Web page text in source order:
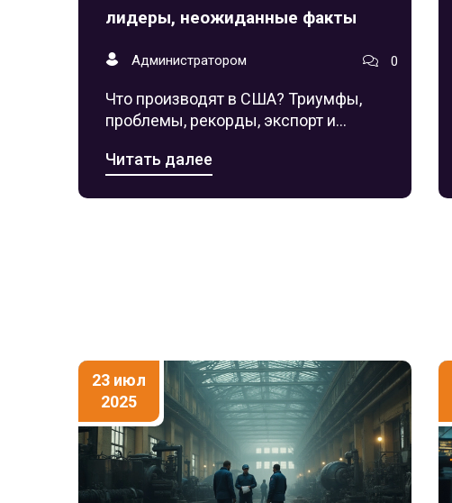
лидеры, неожиданные факты
Администратором 0
Что производят в США? Триумфы,
проблемы, рекорды, экспорт и
промышленности — легко, интересно,
Читать далее
23 июл
2025